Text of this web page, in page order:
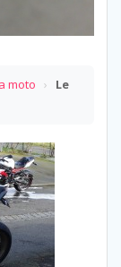
moto ›
Le